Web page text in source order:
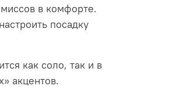
в комфорте.
посадку
как соло, так и в
акцентов.